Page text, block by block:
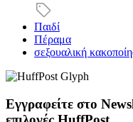
Παιδί
Πέραμα
σεξουαλική
Εγγραφείτε στο